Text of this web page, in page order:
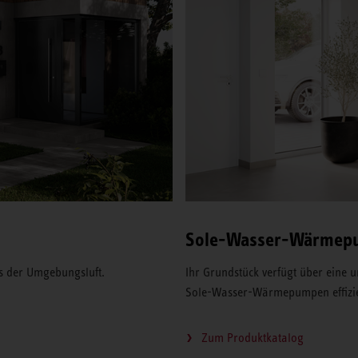
der Umgebungsluft.
Sole-Wasser-
Ihr Grundstück verfügt über eine
Sole-Wasser-Wärmepumpen
Zum Produktkatalog